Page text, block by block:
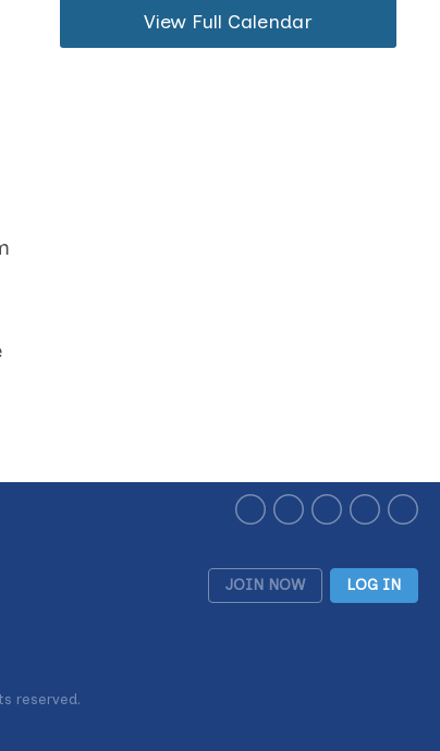
View Full Calendar
JOIN NOW LOG IN
reserved.